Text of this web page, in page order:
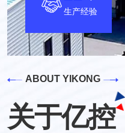
生产经验
ABOUT YIKONG
关于亿控